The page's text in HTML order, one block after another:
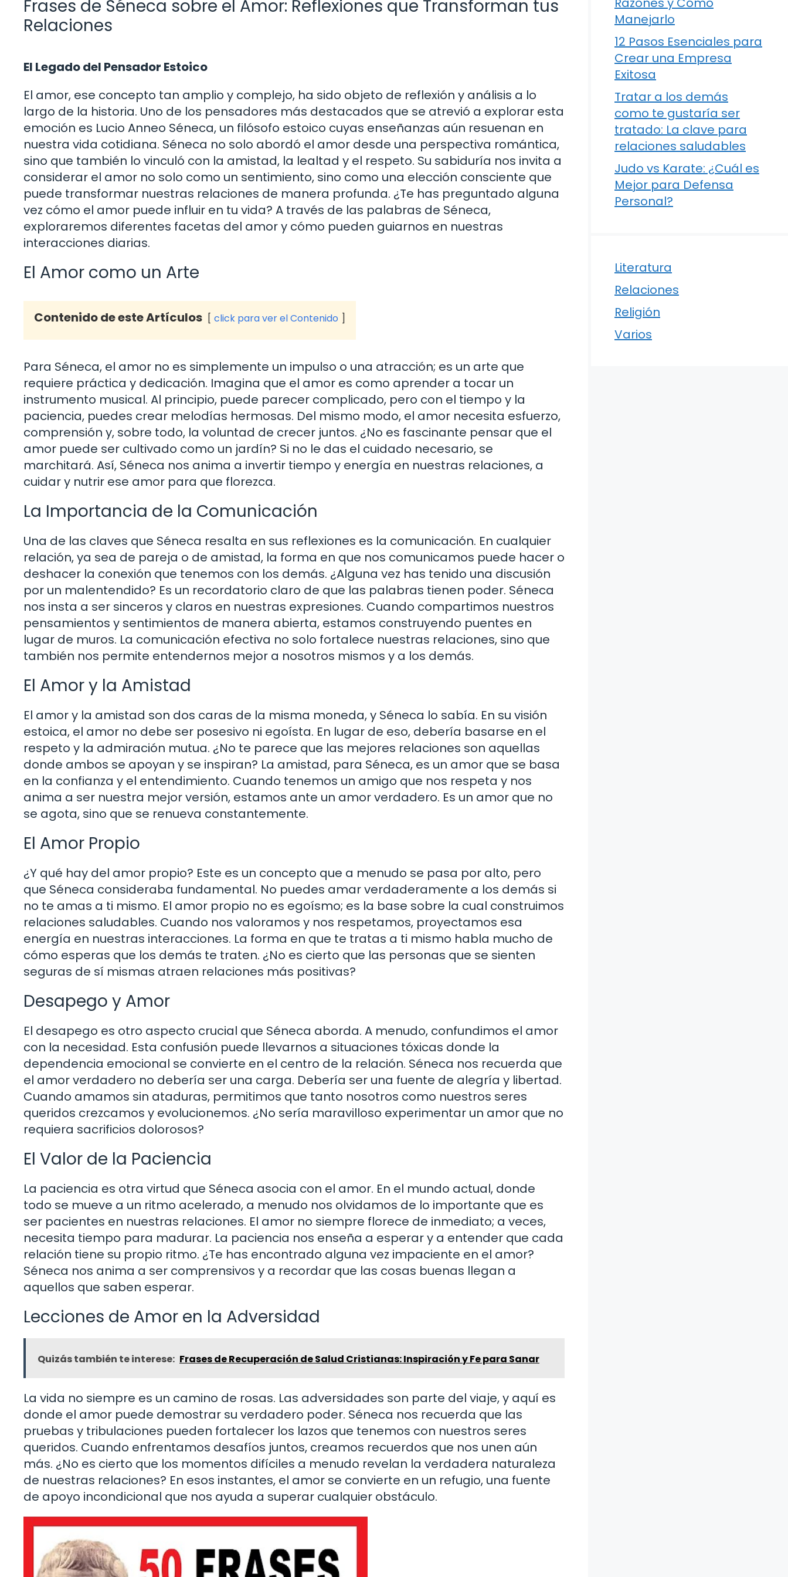
Frases de Séneca sobre el Amor: Reflexiones que Transforman tus
Relaciones
El Legado del Pensador Estoico
El amor, ese concepto tan amplio y complejo, ha sido objeto de reflexión y análisis a lo
largo de la historia. Uno de los pensadores más destacados que se atrevió a explorar esta
emoción es Lucio Anneo Séneca, un filósofo estoico cuyas enseñanzas aún resuenan en
nuestra vida cotidiana. Séneca no solo abordó el amor desde una perspectiva romántica,
sino que también lo vinculó con la amistad, la lealtad y el respeto. Su sabiduría nos invita a
considerar el amor no solo como un sentimiento, sino como una elección consciente que
puede transformar nuestras relaciones de manera profunda. ¿Te has preguntado alguna
vez cómo el amor puede influir en tu vida? A través de las palabras de Séneca,
exploraremos diferentes facetas del amor y cómo pueden guiarnos en nuestras
interacciones diarias.
El Amor como un Arte
Contenido de este Artículos click para ver el Contenido
Para Séneca, el amor no es simplemente un impulso o una atracción; es un arte que
requiere práctica y dedicación. Imagina que el amor es como aprender a tocar un
instrumento musical. Al principio, puede parecer complicado, pero con el tiempo y la
paciencia, puedes crear melodías hermosas. Del mismo modo, el amor necesita esfuerzo,
comprensión y, sobre todo, la voluntad de crecer juntos. ¿No es fascinante pensar que el
amor puede ser cultivado como un jardín? Si no le das el cuidado necesario, se
marchitará. Así, Séneca nos anima a invertir tiempo y energía en nuestras relaciones, a
cuidar y nutrir ese amor para que florezca.
La Importancia de la Comunicación
Una de las claves que Séneca resalta en sus reflexiones es la comunicación. En cualquier
relación, ya sea de pareja o de amistad, la forma en que nos comunicamos puede hacer o
deshacer la conexión que tenemos con los demás. ¿Alguna vez has tenido una discusión
por un malentendido? Es un recordatorio claro de que las palabras tienen poder. Séneca
nos insta a ser sinceros y claros en nuestras expresiones. Cuando compartimos nuestros
pensamientos y sentimientos de manera abierta, estamos construyendo puentes en
lugar de muros. La comunicación efectiva no solo fortalece nuestras relaciones, sino que
también nos permite entendernos mejor a nosotros mismos y a los demás.
El Amor y la Amistad
El amor y la amistad son dos caras de la misma moneda, y Séneca lo sabía. En su visión
estoica, el amor no debe ser posesivo ni egoísta. En lugar de eso, debería basarse en el
respeto y la admiración mutua. ¿No te parece que las mejores relaciones son aquellas
donde ambos se apoyan y se inspiran? La amistad, para Séneca, es un amor que se basa
en la confianza y el entendimiento. Cuando tenemos un amigo que nos respeta y nos
anima a ser nuestra mejor versión, estamos ante un amor verdadero. Es un amor que no
se agota, sino que se renueva constantemente.
El Amor Propio
¿Y qué hay del amor propio? Este es un concepto que a menudo se pasa por alto, pero
que Séneca consideraba fundamental. No puedes amar verdaderamente a los demás si
no te amas a ti mismo. El amor propio no es egoísmo; es la base sobre la cual construimos
relaciones saludables. Cuando nos valoramos y nos respetamos, proyectamos esa
energía en nuestras interacciones. La forma en que te tratas a ti mismo habla mucho de
cómo esperas que los demás te traten. ¿No es cierto que las personas que se sienten
seguras de sí mismas atraen relaciones más positivas?
Desapego y Amor
El desapego es otro aspecto crucial que Séneca aborda. A menudo, confundimos el amor
con la necesidad. Esta confusión puede llevarnos a situaciones tóxicas donde la
dependencia emocional se convierte en el centro de la relación. Séneca nos recuerda que
el amor verdadero no debería ser una carga. Debería ser una fuente de alegría y libertad.
Cuando amamos sin ataduras, permitimos que tanto nosotros como nuestros seres
queridos crezcamos y evolucionemos. ¿No sería maravilloso experimentar un amor que no
requiera sacrificios dolorosos?
El Valor de la Paciencia
La paciencia es otra virtud que Séneca asocia con el amor. En el mundo actual, donde
todo se mueve a un ritmo acelerado, a menudo nos olvidamos de lo importante que es
ser pacientes en nuestras relaciones. El amor no siempre florece de inmediato; a veces,
necesita tiempo para madurar. La paciencia nos enseña a esperar y a entender que cada
relación tiene su propio ritmo. ¿Te has encontrado alguna vez impaciente en el amor?
Séneca nos anima a ser comprensivos y a recordar que las cosas buenas llegan a
aquellos que saben esperar.
Lecciones de Amor en la Adversidad
Quizás también te interese: Frases de Recuperación de Salud Cristianas: Inspiración y Fe para Sanar
La vida no siempre es un camino de rosas. Las adversidades son parte del viaje, y aquí es
donde el amor puede demostrar su verdadero poder. Séneca nos recuerda que las
pruebas y tribulaciones pueden fortalecer los lazos que tenemos con nuestros seres
queridos. Cuando enfrentamos desafíos juntos, creamos recuerdos que nos unen aún
más. ¿No es cierto que los momentos difíciles a menudo revelan la verdadera naturaleza
de nuestras relaciones? En esos instantes, el amor se convierte en un refugio, una fuente
de apoyo incondicional que nos ayuda a superar cualquier obstáculo.
Manejarlo
12 Pasos Esenciales para
Crear una Empresa
Exitosa
Tratar a los demás
como te gustaría ser
tratado: La clave para
relaciones saludables
Judo vs Karate: ¿Cuál es
Mejor para Defensa
Personal?
Literatura
Relaciones
Religión
Varios